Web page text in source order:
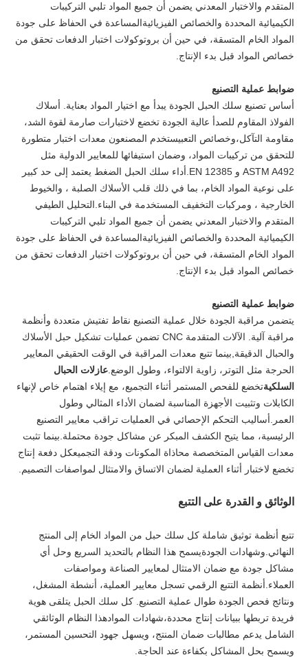
المتقدم والاختبار المعدني يضمن أن جميع المواد تلبي التركيبات
الكيميائية المحددة والخصائص الفيزيائيةالمساعدة في الحفاظ على جودة
المواد الخام المتسقة، في حين أن بروتوكولات اختبار الدفعات تحقق من
خصائص المواد قبل بدء الإنتاج.
ضوابط عملية التصنيع
أساس تصنيع سلك الحبل الجودة يبدأ مع اختيار المواد بعناية. أسلاك
الفولاذ المقاوم للصدأ عالية الجودة تخضع لاختبارات صارمة لقوة الشد،
مقاومة التآكل،وخصائص التعبيستخدم المصنعون معدات اختبار متطورة
للتحقق من تركيبات المواد، وضمان استيفائها للمعايير الدولية مثل
ASTM A492 و EN 12385.أداء سلك الحبل الضغط يعتمد إلى حد كبير
على نوعية المواد الخام، بما في ذلك قلب الأسلاك الصلبة ، والخيوط
الخارجية ، ومركبات التخفيف المستخدمة في البناء.التحليل الطيفي
المتقدم والاختبار المعدني يضمن أن جميع المواد تلبي التركيبات
الكيميائية المحددة والخصائص الفيزيائيةالمساعدة في الحفاظ على جودة
المواد الخام المتسقة، في حين أن بروتوكولات اختبار الدفعات تحقق من
خصائص المواد قبل بدء الإنتاج.
ضوابط عملية التصنيع
يتضمن مراقبة الجودة خلال عملية التصنيع نقاط تفتيش متعددة وأنظمة
مراقبة آلية. الآلات المتقدمة CNC تضمن عمليات تشكيل حبل الأسلاك
والحبال الدقيقة,بينما تتبع معدات المراقبة في الوقت الحقيقي المعايير
الحرجة مثل التوتر، زاوية الالتواء، وطول الوضع. عازلات الحبال
السلكيةتخضع للفحص المستمر أثناء التجميع، مع إيلاء اهتمام خاص لإنهاء
الكابلات وتثبيت الأجهزة المناسبة لضمان الأداء المثالي وطول
العمر.أساليب التحكم الإحصائي في العمليات تراقب معايير التصنيع
الرئيسية، مما يتيح الكشف المبكر عن مشاكل جودة محتملة.بينما تثبت
معدات القياس المتخصصة محاذاة المكونات ودقة التجميعكل دفعة إنتاج
تخضع لاختبار أثناء العملية لضمان الاتساق والامتثال لمواصفات التصميم.
الوثائق و القدرة على التتبع
تتبع أنظمة توثيق شاملة كل سلك حبل من المواد الخام إلى المنتج
النهائي.وشهادات الجودةيسمح هذا النظام بالتحديد السريع وحل أي
مشاكل جودة مع ضمان الامتثال لمعايير الصناعة ومواصفات
العملاء.أنظمة التتبع الرقمي تسجل معايير العملية، أنشطة المشغل،
ونتائج فحص الجودة طوال عملية التصنيع. كل سلك الحبل يتلقى هوية
فريدة تربطها ببيانات إنتاج محددة،شهادات الموادهذا النظام الوثائقي
الشامل يدعم مطالبات ضمان المنتج، ويسهل جهود التحسين المستمر،
ويسمح بحل المشاكل بكفاءة عند الحاجة.